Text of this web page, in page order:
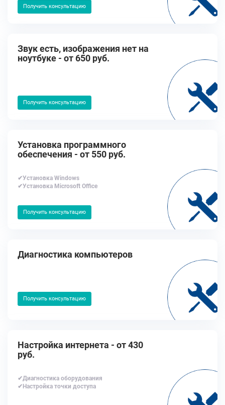
Получить консультацию
Звук есть, изображения нет на
ноутбуке - от 650 руб.
Получить консультацию
Установка программного
обеспечения - от 550 руб.
✔Установка Windows
✔Установка Microsoft Office
Получить консультацию
Диагностика компьютеров
Получить консультацию
Настройка интернета - от 430
руб.
✔Диагностика оборудования
✔Настройка точки доступа